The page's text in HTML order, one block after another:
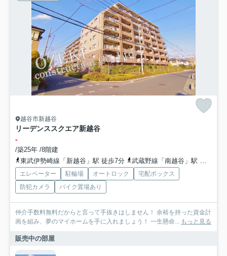
越谷市新越谷
リーデンススクエア新越谷
-
/築25年 /8階建
東武伊勢崎線「新越谷」駅 徒歩7分
武蔵野線「南越谷」駅 徒歩7分
エレベーター 駐輪場 オートロック
宅配ボックス
防犯カメラ
バイク置場あり
仲介手数料無料だからと言って手抜きはしません！ 余裕を持った資金計
画を組み、夢のマイホームを手に入れましょう！ 一生懸命... もっと見る
販売中の部屋